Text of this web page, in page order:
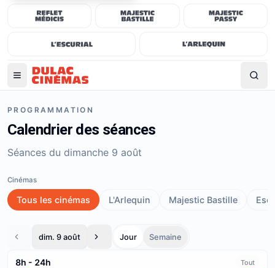
PROGRAMMATION
Calendrier des séances
Séances du dimanche 9 août
dim. 9 août Jour Semaine
8h - 24h Tout
Cinémas
Tous les cinémas L'Arlequin Majestic Bastille